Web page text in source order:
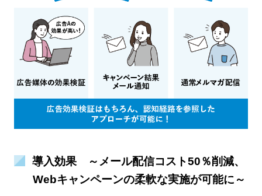
導入効果 ～メール配信コスト50％削減、
Webキャンペーンの柔軟な実施が可能に～